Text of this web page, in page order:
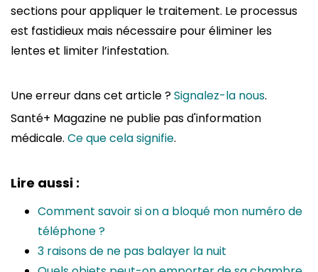
sections pour appliquer le traitement. Le processus
est fastidieux mais nécessaire pour éliminer les
lentes et limiter l’infestation.
Une erreur dans cet article ?Signalez-la nous.
Santé+ Magazine ne publie pas d'information
médicale. Ce que cela signifie.
Lire aussi :
Comment savoir si on a bloqué mon numéro de
téléphone ?
3 raisons de ne pas balayer la nuit